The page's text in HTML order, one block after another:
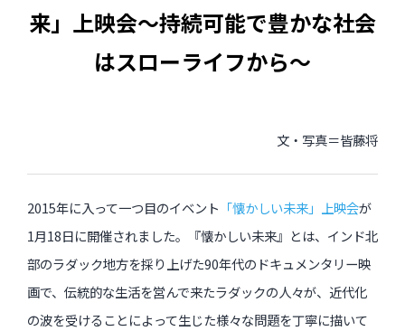
インタビュー
受講生・修了生の活動
来」上映会～持続可能で豊かな社会
はスローライフから～
文・写真＝皆藤将
2015年に入って一つ目のイベント 「懐かしい未来」上映会が
1月18日に開催されました。『懐かしい未来』とは、インド北
部のラダック地方を採り上げた90年代のドキュメンタリー映
画で、伝統的な生活を営んで来たラダックの人々が、近代化
の波を受けることによって生じた様々な問題を丁寧に描いて